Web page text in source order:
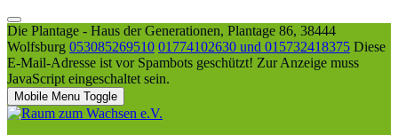
Die Plantage - Haus der Generationen, Plantage 86, 38444
Wolfsburg 053085269510 01774102630 und 015732418375 Diese
E-Mail-Adresse ist vor Spambots geschützt! Zur Anzeige muss
JavaScript eingeschaltet sein.
Mobile Menu Toggle